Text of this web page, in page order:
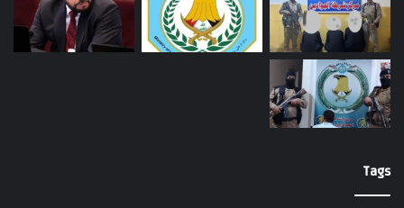
Tags